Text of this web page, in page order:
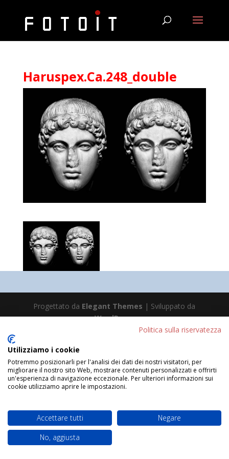
Haruspex.Ca.248_double
Progettato da Elegant Themes | Sviluppato da
WordPress
Politica sulla riservatezza
Utilizziamo i cookie
Potremmo posizionarli per l'analisi dei dati dei nostri visitatori, per
migliorare il nostro sito Web, mostrare contenuti personalizzati e offrirti
un'esperienza di navigazione eccezionale. Per ulteriori informazioni sui
cookie utilizziamo aprire le impostazioni.
Accettare tutti
Negare
No, aggiusta